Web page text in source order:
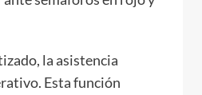
la asistencia
Esta función